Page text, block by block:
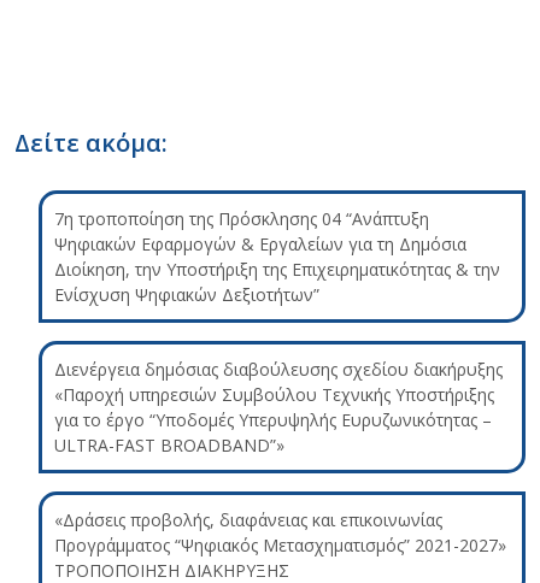
Δείτε ακόμα:
7η τροποποίηση της Πρόσκλησης 04 “Ανάπτυξη
Ψηφιακών Εφαρμογών & Εργαλείων για τη Δημόσια
Διοίκηση, την Υποστήριξη της Επιχειρηματικότητας & την
Ενίσχυση Ψηφιακών Δεξιοτήτων”
Διενέργεια δημόσιας διαβούλευσης σχεδίου διακήρυξης
«Παροχή υπηρεσιών Συμβούλου Τεχνικής Υποστήριξης
για το έργο “Υποδομές Υπερυψηλής Ευρυζωνικότητας –
ULTRA-FAST BROADBAND”»
«Δράσεις προβολής, διαφάνειας και επικοινωνίας
Προγράμματος “Ψηφιακός Μετασχηματισμός” 2021-2027»
ΤΡΟΠΟΠΟΙΗΣΗ ΔΙΑΚΗΡΥΞΗΣ